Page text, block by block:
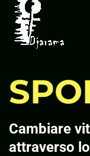
Cambiare
attraverso